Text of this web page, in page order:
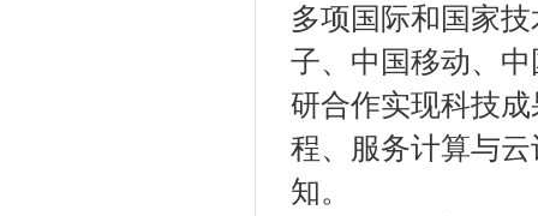
多项国际和国家
子、中国移动、
研合作实现科技
程、服务计算与
知。